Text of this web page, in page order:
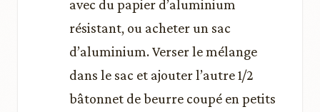
avec du papier d’aluminium
résistant, ou acheter un sac
d’aluminium. Verser le mélange
dans le sac et ajouter l’autre 1/2
bâtonnet de beurre coupé en petits